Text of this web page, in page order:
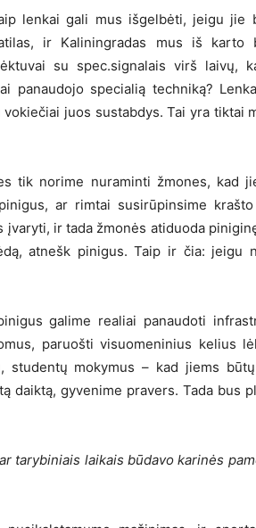
lenkai gali mus išgelbėti, jeigu
ir Kaliningradas mus iš karto
su spec.signalais virš laivų,
panaudojo specialią techniką?
juos sustabdys. Tai yra tiktai
tik norime nuraminti žmones, kad
ar rimtai susirūpinsime
įvaryti, ir tada žmonės atiduoda
atnešk pinigus. Taip ir čia: jeigu
galime realiai panaudoti
paruošti visuomeninius kelius
studentų mokymus – kad jiems
daiktą, gyvenime pravers. Tada bus
tarybiniais laikais būdavo karinės